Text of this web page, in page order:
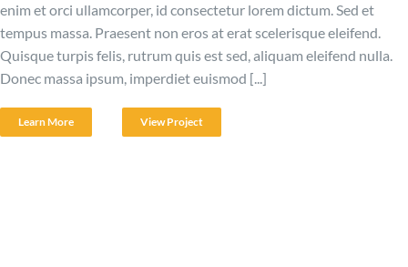
enim et orci ullamcorper, id consectetur lorem dictum. Sed et
tempus massa. Praesent non eros at erat scelerisque eleifend.
Quisque turpis felis, rutrum quis est sed, aliquam eleifend nulla.
Donec massa ipsum, imperdiet euismod [...]
Learn More View Project